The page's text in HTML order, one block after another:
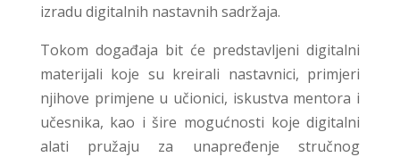
izradu digitalnih nastavnih sadržaja.
Tokom događaja bit će predstavljeni digitalni
materijali koje su kreirali nastavnici, primjeri
njihove primjene u učionici, iskustva mentora i
učesnika, kao i šire mogućnosti koje digitalni
alati pružaju za unapređenje stručnog